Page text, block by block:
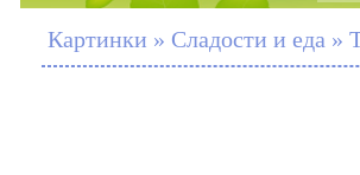
Картинки » Сладости и еда »